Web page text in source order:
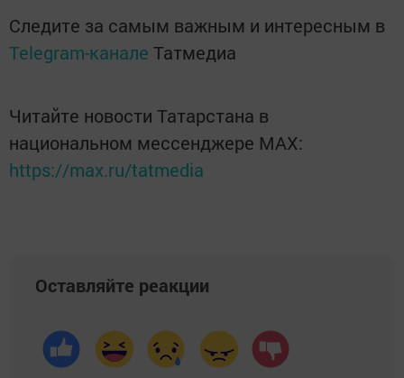
Следите за самым важным и интересным в
Telegram-канале Татмедиа
Читайте новости Татарстана в
национальном мессенджере MАХ:
https://max.ru/tatmedia
Оставляйте реакции